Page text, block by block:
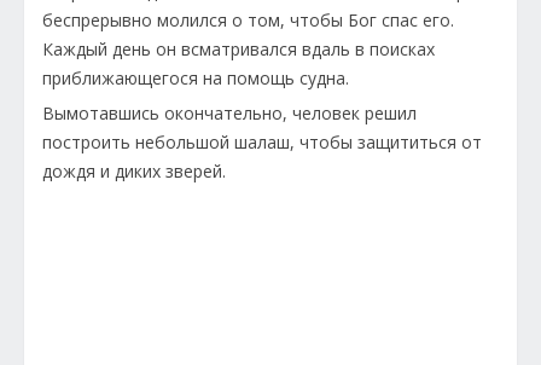
беспрерывно молился о том, чтобы Бог спас его.
Каждый день он всматривался вдаль в поисках
приближающегося на помощь судна.
Вымотавшись окончательно, человек решил
построить небольшой шалаш, чтобы защититься от
дождя и диких зверей.